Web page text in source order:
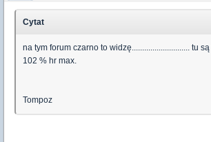
Cytat
na tym forum czarno to widzę............................ tu
102 % hr max.
Tompoz